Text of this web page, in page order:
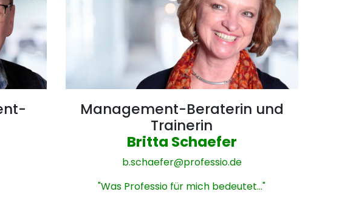
Management-Beraterin und
Trainerin
Britta Schaefer
b.schaefer@professio.de
"Was Professio für mich bedeutet..."